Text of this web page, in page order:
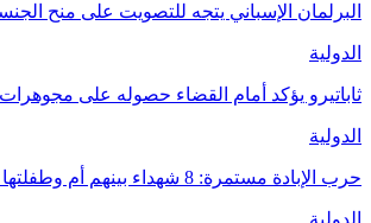
البرلمان الإسباني يتجه للتصويت على منح
الدولية
ثاباتيرو يؤكد أمام القضاء حصوله على مجوهرات بقيمة 1.3 مليون أورو
الدولية
حرب الإبادة مستمرة: 8 شهداء بينهم أم وطفلتها في هجمات إسرائيلية على غزة